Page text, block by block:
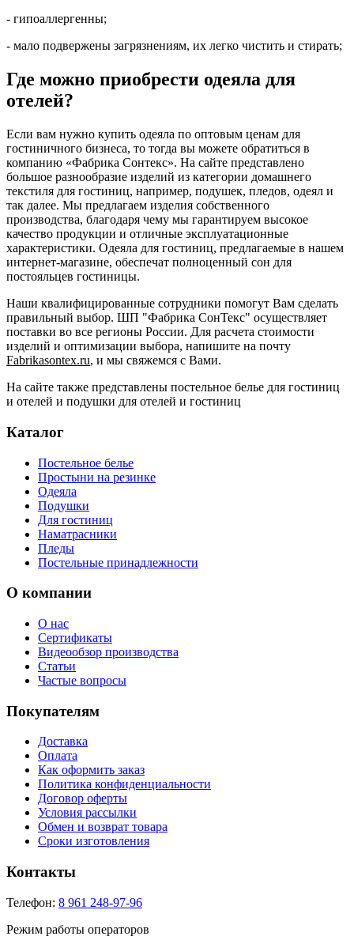
- гипоаллергенны;
- мало подвержены загрязнениям, их легко чистить и стирать;
Где можно приобрести одеяла для
отелей?
Если вам нужно купить одеяла по оптовым ценам для
гостиничного бизнеса, то тогда вы можете обратиться в
компанию «Фабрика Сонтекс». На сайте представлено
большое разнообразие изделий из категории домашнего
текстиля для гостиниц, например, подушек, пледов, одеял и
так далее. Мы предлагаем изделия собственного
производства, благодаря чему мы гарантируем высокое
качество продукции и отличные эксплуатационные
характеристики. Одеяла для гостиниц, предлагаемые в нашем
интернет-магазине, обеспечат полноценный сон для
постояльцев гостиницы.
Наши квалифицированные сотрудники помогут Вам сделать
правильный выбор. ШП "Фабрика СонТекс" осуществляет
поставки во все регионы России. Для расчета стоимости
изделий и оптимизации выбора, напишите на почтy
Fabrikasontex.ru, и мы свяжемся с Вами.
На сайте также представлены постельное белье для гостиниц
и отелей и подушки для отелей и гостиниц
Каталог
Постельное белье
Простыни на резинке
Одеяла
Подушки
Для гостиниц
Наматрасники
Пледы
Постельные принадлежности
О компании
О нас
Сертификаты
Видеообзор производства
Статьи
Частые вопросы
Покупателям
Доставка
Оплата
Как оформить заказ
Политика конфиденциальности
Договор оферты
Условия рассылки
Обмен и возврат товара
Сроки изготовления
Контакты
Телефон: 8 961 248-97-96
Режим работы операторов